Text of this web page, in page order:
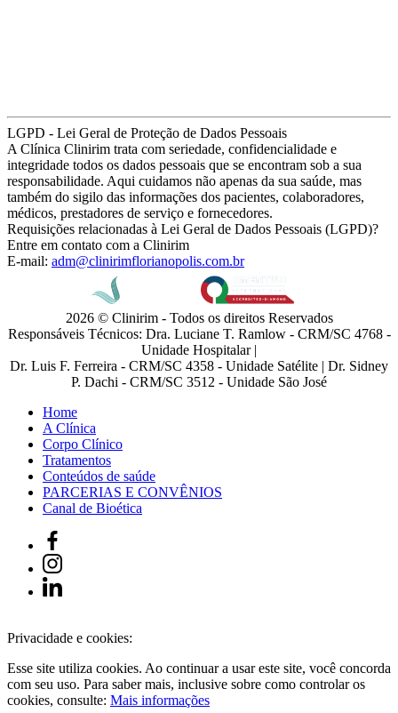
LGPD - Lei Geral de Proteção de Dados Pessoais
A Clínica Clinirim trata com seriedade, confidencialidade e
integridade todos os dados pessoais que se encontram sob a sua
responsabilidade. Aqui cuidamos não apenas da sua saúde, mas
também do sigilo das informações dos pacientes, colaboradores,
médicos, prestadores de serviço e fornecedores.
Requisições relacionadas à Lei Geral de Dados Pessoais (LGPD)?
Entre em contato com a Clinirim
E-mail: adm@clinirimflorianopolis.com.br
2026 © Clinirim - Todos os direitos Reservados
Responsáveis Técnicos: Dra. Luciane T. Ramlow - CRM/SC 4768 -
Unidade Hospitalar |
Dr. Luis F. Ferreira - CRM/SC 4358 - Unidade Satélite | Dr. Sidney
P. Dachi - CRM/SC 3512 - Unidade São José
Home
A Clínica
Corpo Clínico
Tratamentos
Conteúdos de saúde
PARCERIAS E CONVÊNIOS
Canal de Bioética
Privacidade e cookies:
Esse site utiliza cookies. Ao continuar a usar este site, você concorda
com seu uso. Para saber mais, inclusive sobre como controlar os
cookies, consulte: Mais informações